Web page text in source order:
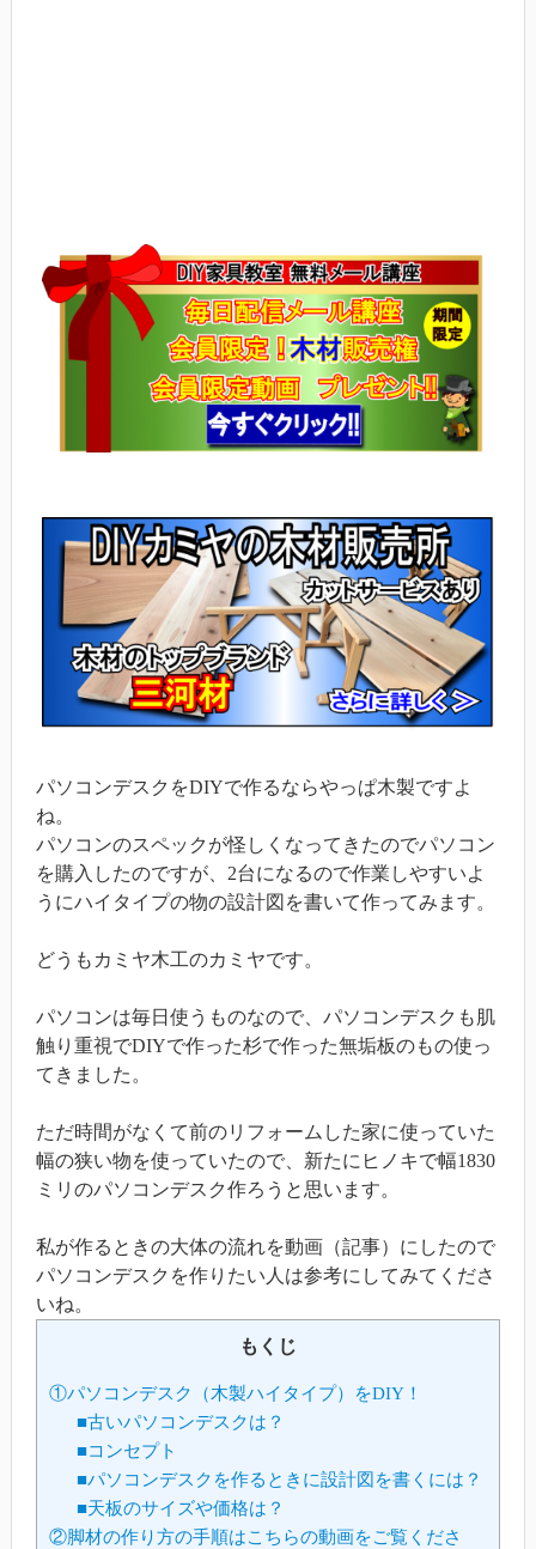
パソコンデスクをDIYで作るならやっぱ木製ですよ
ね。
パソコンのスペックが怪しくなってきたのでパソコン
を購入したのですが、2台になるので作業しやすいよ
うにハイタイプの物の設計図を書いて作ってみます。
どうもカミヤ木工のカミヤです。
パソコンは毎日使うものなので、パソコンデスクも肌
触り重視でDIYで作った杉で作った無垢板のもの使っ
てきました。
ただ時間がなくて前のリフォームした家に使っていた
幅の狭い物を使っていたので、新たにヒノキで幅1830
ミリのパソコンデスク作ろうと思います。
私が作るときの大体の流れを動画（記事）にしたので
パソコンデスクを作りたい人は参考にしてみてくださ
いね。
もくじ
①パソコンデスク（木製ハイタイプ）をDIY！
■古いパソコンデスクは？
■コンセプト
■パソコンデスクを作るときに設計図を書くには？
■天板のサイズや価格は？
②脚材の作り方の手順はこちらの動画をご覧くださ